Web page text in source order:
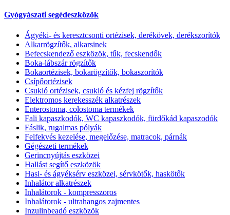
Gyógyászati segédeszközök
Ágyéki- és keresztcsonti ortézisek, derékövek, derékszorítók
Alkarrögzítők, alkarsinek
Befecskendező eszközök, tűk, fecskendők
Boka-lábszár rögzítők
Bokaortézisek, bokarögzítők, bokaszorítók
Csípőortézisek
Csukló ortézisek, csukló és kézfej rögzítők
Elektromos kerekesszék alkatrészek
Enterostoma, colostoma termékek
Fali kapaszkodók, WC kapaszkodók, fürdőkád kapaszodók
Fáslik, rugalmas pólyák
Felfekvés kezelése, megelőzése, matracok, párnák
Gégészeti termékek
Gerincnyújtás eszközei
Hallást segítő eszközök
Hasi- és ágyéksérv eszközei, sérvkötők, haskötők
Inhalátor alkatrészek
Inhalátorok - kompresszoros
Inhalátorok - ultrahangos zajmentes
Inzulinbeadó eszközök